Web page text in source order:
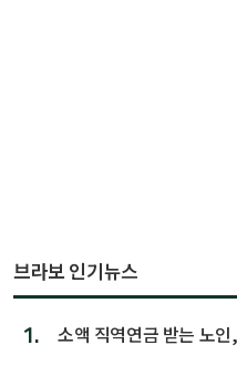
브라보 인기뉴스
1.
소액 직역연금 받는 노